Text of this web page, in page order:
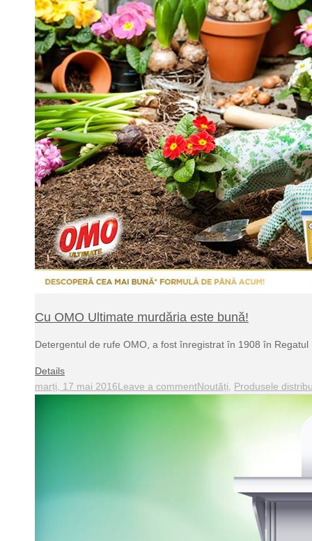
Cu OMO Ultimate murdăria este bună!
Detergentul de rufe OMO, a fost înregistrat în 1908 în
Details
marți, 17 mai 2016Leave a commentNoutăți Produsele